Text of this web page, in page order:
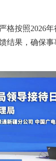
格按照2026
结果，确保